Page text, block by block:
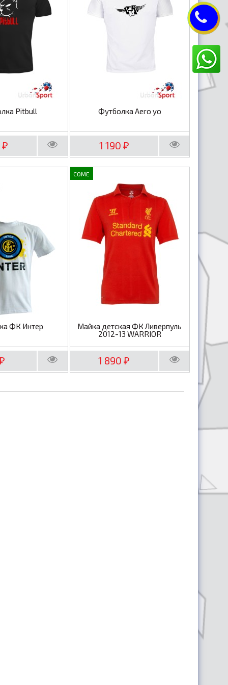
Pitbull
₽
Футболка Aero yo
1 190 ₽
ФК Интер
COME
Майка детская ФК Ливерпуль
2012-13 WARRIOR
1 890₽